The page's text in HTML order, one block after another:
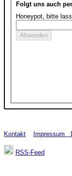
Folgt uns auch per
Honeypot, bitte
Kontakt Impressum
RSS-Feed